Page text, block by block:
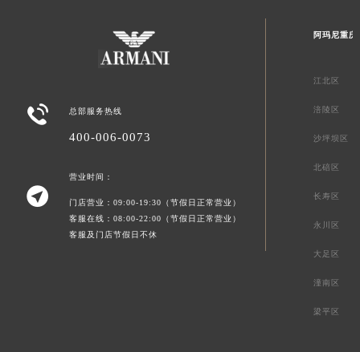
 总部服务热线
400-006-0073

营业时间：
门店营业：09:00-19:30（节假日正常营业）
客服在线：08:00-22:00（节假日正常营业）
客服及门店节假日不休
阿玛尼重
江北区
涪陵区
沙坪坝区
北碚区
长寿区
永川区
大足区
潼南区
梁平区